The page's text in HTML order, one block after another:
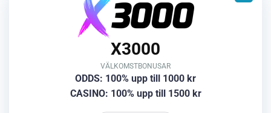
X3000
VÄLKOMSTBONUSAR
ODDS: 100% upp till 1000 kr
CASINO: 100% upp till 1500 kr